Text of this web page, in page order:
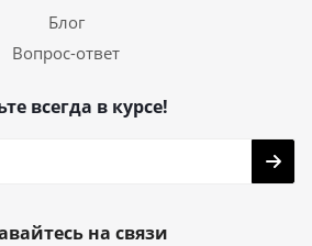
Блог
Вопрос-ответ
всегда в курсе!
на связи